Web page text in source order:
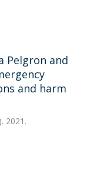
Pelgron and
and harm
2021.